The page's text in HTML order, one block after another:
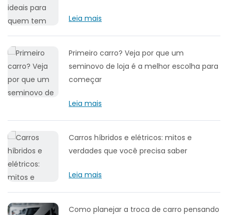
Leia mais
Primeiro carro? Veja por que um
seminovo de loja é a melhor escolha para
começar
Leia mais
Carros híbridos e elétricos: mitos e
verdades que você precisa saber
Leia mais
Como planejar a troca de carro pensando